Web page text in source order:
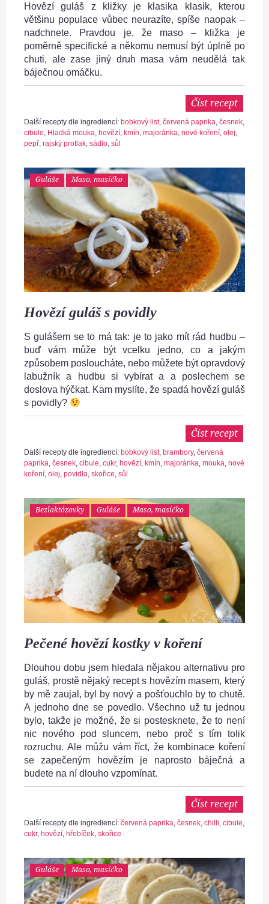
Hovězí guláš z kližky je klasika klasik, kterou
většinu populace vůbec neurazíte, spíše naopak –
nadchnete. Pravdou je, že maso – kližka je
poměrně specifické a někomu nemusí být úplně po
chuti, ale zase jiný druh masa vám neudělá tak
báječnou omáčku.
Číst recept
Další recepty dle ingrediencí: bobkový list, červená paprika česnek
cibule Hladká mouka hovězí kmín majoránka nové koření olej
pepř rajský protlak sádlo sůl
Guláše Maso, masíčko
Hovězí guláš s povidly
S gulášem se to má tak: je to jako mít rád hudbu –
buď vám může být vcelku jedno, co a jakým
způsobem posloucháte, nebo můžete být opravdový
labužník a hudbu si vybírat a a poslechem se
doslova hýčkat. Kam myslíte, že spadá hovězí guláš
s povidly?
Číst recept
Další recepty dle ingrediencí: bobkový list, brambory, červená
paprika, česnek, cibule, cukr, hovězí, kmín, majoránka, mouka, nové
koření, olej, povidla, skořice, sůl
Bezlaktózovky Guláše Maso, masíčko
Pečené hovězí kostky v koření
Dlouhou dobu jsem hledala nějakou alternativu pro
guláš, prostě nějaký recept s hovězím masem, který
by mě zaujal, byl by nový a pošťouchlo by to chutě.
A jednoho dne se povedlo. Všechno už tu jednou
bylo, takže je možné, že si postesknete, že to není
nic nového pod sluncem, nebo proč s tím tolik
rozruchu. Ale můžu vám říct, že kombinace koření
se zapečeným hovězím je naprosto báječná a
budete na ní dlouho vzpomínat.
Číst recept
Další recepty dle ingrediencí: červená paprika česnek chilli cibule
cukr, hovězí hřebíček skořice
Guláše Maso, masíčko